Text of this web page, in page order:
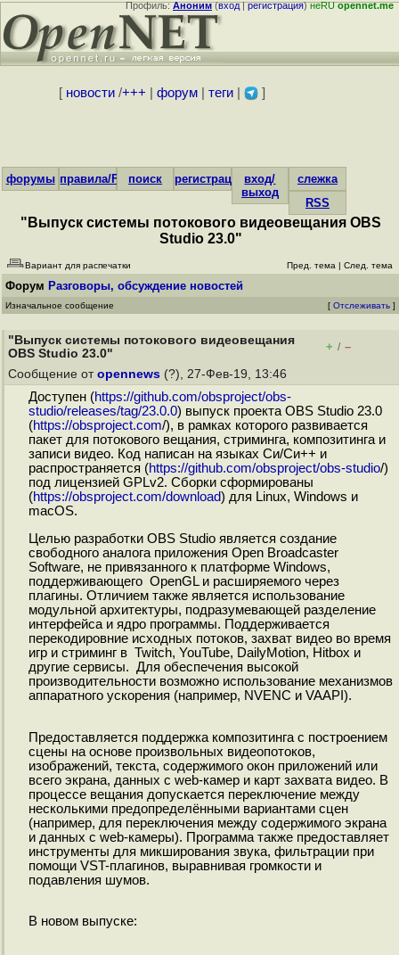
Профиль:Аноним(вход|регистрация)неRUopennet.me
[ новости/+++ форум| теги| ]
форумы правила/FAQпоиск регистрациявход/
выход
слежка
RSS
"Выпуск системы потокового видеовещания OBS
Studio 23.0"
Вариант для распечатки Пред. тема | След. тема
Форум Разговоры, обсуждение новостей
Изначальное сообщение [ Отслеживать ]
"Выпуск системы потокового видеовещания
OBS Studio 23.0"
+ / –
Сообщение от opennews (?), 27-Фев-19, 13:46
Доступен (https://github.com/obsproject/obs-
studio/releases/tag/23.0.0) выпуск проекта OBS Studio 23.0
(https://obsproject.com/), в рамках которого развивается
пакет для потокового вещания, стриминга, композитинга и
записи видео. Код написан на языках Си/Си++ и
распространяется (https://github.com/obsproject/obs-studio/)
под лицензией GPLv2. Сборки сформированы
(https://obsproject.com/download) для Linux, Windows и
macOS.
Целью разработки OBS Studio является создание
свободного аналога приложения Open Broadcaster
Software, не привязанного к платформе Windows,
поддерживающего OpenGL и расширяемого через
плагины. Отличием также является использование
модульной архитектуры, подразумевающей разделение
интерфейса и ядро программы. Поддерживается
перекодировние исходных потоков, захват видео во время
игр и стриминг в Twitch, YouTube, DailyMotion, Hitbox и
другие сервисы. Для обеспечения высокой
производительности возможно использование механизмов
аппаратного ускорения (например, NVENC и VAAPI).
Предоставляется поддержка композитинга с построением
сцены на основе произвольных видеопотоков,
изображений, текста, содержимого окон приложений или
всего экрана, данных с web-камер и карт захвата видео. В
процессе вещания допускается переключение между
несколькими предопределёнными вариантами сцен
(например, для переключения между содержимого экрана
и данных с wеb-камеры). Программа также предоставляет
инструменты для микширования звука, фильтрации при
помощи VST-плагинов, выравнивая громкости и
подавления шумов.
В новом выпуске: